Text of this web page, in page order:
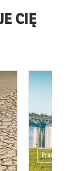
CIĘ
Prasa